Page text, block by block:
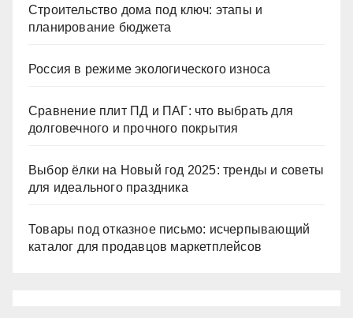
Строительство дома под ключ: этапы и
планирование бюджета
Россия в режиме экологического износа
Сравнение плит ПД и ПАГ: что выбрать для
долговечного и прочного покрытия
Выбор ёлки на Новый год 2025: тренды и советы
для идеального праздника
Товары под отказное письмо: исчерпывающий
каталог для продавцов маркетплейсов